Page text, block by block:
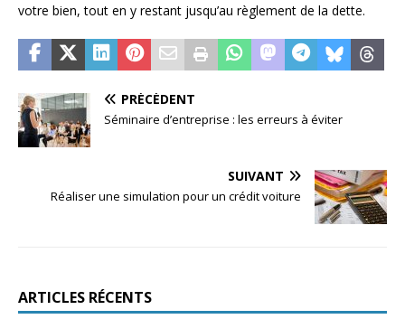
votre bien, tout en y restant jusqu’au règlement de la dette.
PRÉCÉDENT
Séminaire d’entreprise : les erreurs à éviter
SUIVANT
Réaliser une simulation pour un crédit voiture
ARTICLES RÉCENTS